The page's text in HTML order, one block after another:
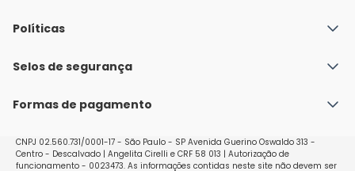
Quem Somos
Nossas lojas
Políticas
Política de Envio
Políticas de Trocas e Devoluções
Selos de segurança
Formas de pagamento
CNPJ 02.560.731/0001-17 - São Paulo - SP Avenida Guerino Oswaldo 313 -
Centro - Descalvado | Angelita Cirelli e CRF 58 013 | Autorização de
funcionamento - 0023473. As informações contidas neste site não devem ser